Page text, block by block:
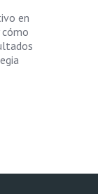
en
cómo